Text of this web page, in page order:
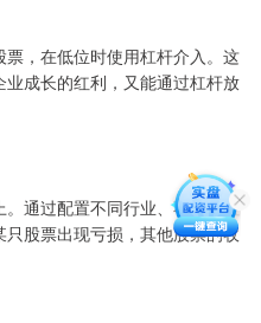
，在低位时使用杠杆介入。这
成长的红利，又能通过杠杆放
通过配置不同行业、不同市值
股票出现亏损，其他股票的收